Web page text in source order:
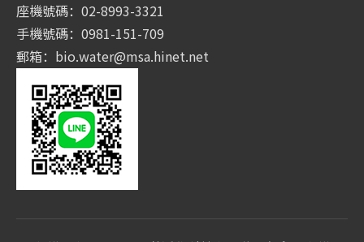
座機號碼：02-8993-3321
手機號碼：0981-151-709
郵箱： bio.water@msa.hinet.net